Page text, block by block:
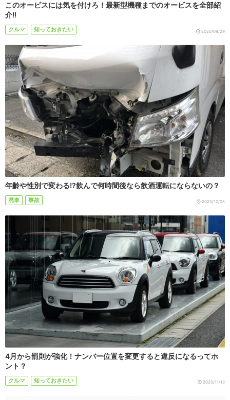
このオービスには気を付けろ！最新型機種までのオービスを全部紹
介!!
クルマ 知っておきたい 2020/09/29
年齡や性別で変わる!?飲んで何時間後なら飲酒運転にならないの？
廃車 事故 2020/10/05
4月から罰則が強化！ナンバー位置を変更すると違反になるってホ
ント？
クルマ 知っておきたい 2020/11/13